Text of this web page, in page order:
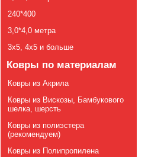
240*400
3,0*4,0 метра
3х5, 4х5 и больше
Ковры по материалам
Ковры из Акрила
Ковры из Вискозы, Бамбукового
шелка, шерсть
Ковры из полиэстера
(рекомендуем)
Ковры из Полипропилена